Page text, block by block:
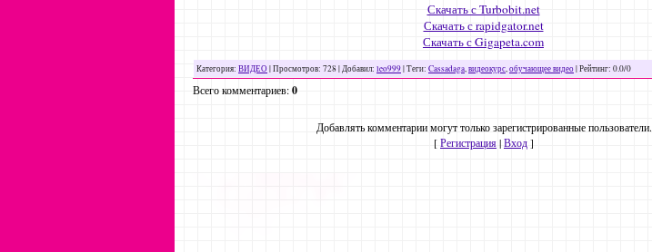
Скачать с Turbobit.net
Скачать с rapidgator.net
Скачать с Gigapeta.com
Категория: ВИДЕО |Просмотров: 728 |Добавил: leo999|Теги: Cassadaga,видеокурс,обучающее видео|Рейтинг: 0.0/0
Всего комментариев:0
Добавлять комментарии могут только зарегистрированные пользователи.
[Регистрация|Вход]